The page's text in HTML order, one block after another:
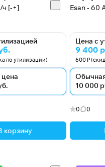
операционную и
деятельность на
и организацией в
приняла
и
принципов
рабочей силе.
ч [-+]
по утилизации)
корзину
Esan - 60
Цена с
9 400
600 ₽
10 000
0 0